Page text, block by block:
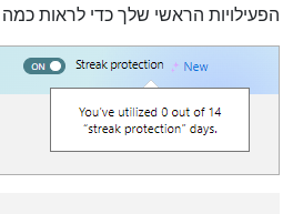
הפעילויות הראשי שלך כדי לראות כמה